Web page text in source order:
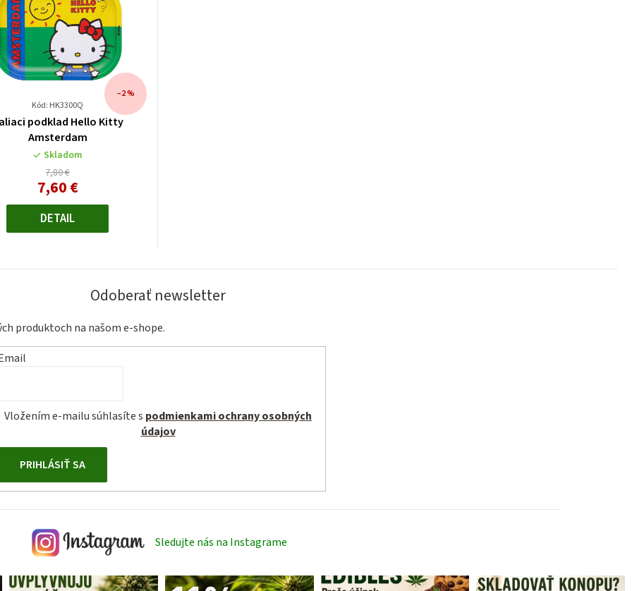
Kód: HK3300Q
podklad Hello Kitty
Amsterdam
Skladom
7,80 €
–2 %
7,60 €Jednotková
DETAIL
Odoberať newsletter
produktoch na našom e-shope.
Vložením e-mailu súhlasíte s podmienkami ochrany osobných
údajov
PRIHLÁSIŤ SA
Sledujte nás na Instagrame